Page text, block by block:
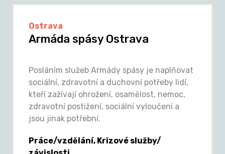
Ostrava
Armáda spásy Ostrava
Posláním služeb Armády spásy je naplňovat
sociální, zdravotní a duchovní potřeby lidí,
kteří zažívají ohrožení, osamělost, nemoc,
zdravotní postižení, sociální vyloučení a
jsou jinak potřební.
Práce/vzdělání, Krizové služby/